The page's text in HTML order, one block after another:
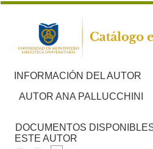
INFORMACIÓN DEL AUTOR
AUTOR ANA PALLUCCHINI
DOCUMENTOS
ESTE AUTOR